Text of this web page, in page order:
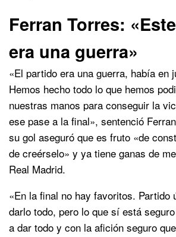
Ferran Torres:
era una guerra»
«El partido era una guerra, había en
Hemos hecho todo lo que hemos
nuestras manos para conseguir la
ese pase a la final», sentenció
su gol aseguró que es fruto «de
de creérselo» y ya tiene ganas de
Real Madrid.
«En la final no hay favoritos. Partido
darlo todo, pero lo que sí está
a dar todo y con la afición seguro